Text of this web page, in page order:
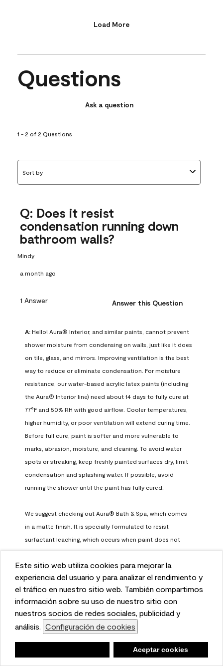
This website uses cookies to enhance user experience
and to analyze performance and traffic on our website.
We also share information about your use of our site
with our social media, advertising, and analytics
partners. Cookie Settings
Accept Cookies
Este sitio web utiliza cookies para mejorar la
experiencia del usuario y para analizar el rendimiento y
el tráfico en nuestro sitio web. También compartimos
información sobre su uso de nuestro sitio con
nuestros socios de redes sociales, publicidad y
análisis. Configuración de cookies
Aceptar cookies
Load More
Questions
Ask a question
1 - 2 of 2 Questions
Sort by
Q: Does it resist
condensation running down
bathroom walls?
Mindy
a month ago
1 Answer Answer this Question
A: Hello! Aura® Interior, and similar paints, cannot prevent
shower moisture from condensing on walls, just like it does
on tile, glass, and mirrors. Improving ventilation is the best
way to reduce or eliminate condensation. For moisture
resistance, our water-based acrylic latex paints (including
the Aura® Interior line) need about 14 days to fully cure at
77°F and 50% RH with good airflow. Cooler temperatures,
higher humidity, or poor ventilation will extend curing time.
Before full cure, paint is softer and more vulnerable to
marks, abrasion, moisture, and cleaning. To avoid water
spots or streaking, keep freshly painted surfaces dry, limit
condensation and splashing water. If possible, avoid
running the shower until the paint has fully cured.
We suggest checking out Aura® Bath & Spa, which comes
in a matte finish. It is specially formulated to resist
surfactant leaching, which occurs when paint does not
have enough time to fully cure before being exposed to
high humidity. To learn more, feel free to check it out here:
https://www.benjaminmoore.com/en-us/interior-exterior-
paints-stains/product-catalog/abs/aura-bath-and-spa-
paint
Benjamin Moore Support
a month ago